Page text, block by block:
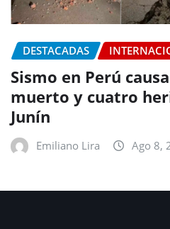
DESTACADAS
Sismo en Perú
muerto y cuatro
Junín
Emiliano Lira Ago 8,